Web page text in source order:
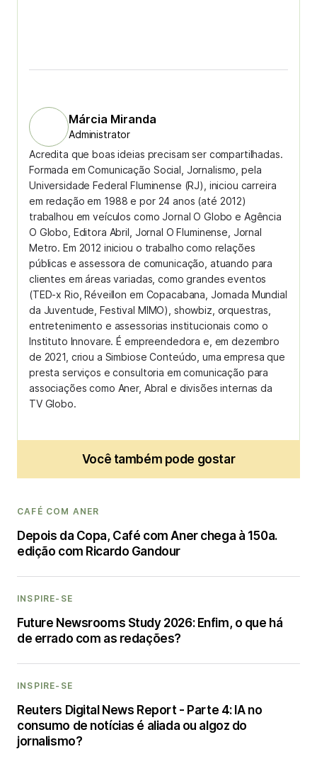
Márcia Miranda
Administrator
Acredita que boas ideias precisam ser compartilhadas.
Formada em Comunicação Social, Jornalismo, pela
Universidade Federal Fluminense (RJ), iniciou carreira
em redação em 1988 e por 24 anos (até 2012)
trabalhou em veículos como Jornal O Globo e Agência
O Globo, Editora Abril, Jornal O Fluminense, Jornal
Metro. Em 2012 iniciou o trabalho como relações
públicas e assessora de comunicação, atuando para
clientes em áreas variadas, como grandes eventos
(TED-x Rio, Réveillon em Copacabana, Jornada Mundial
da Juventude, Festival MIMO), showbiz, orquestras,
entretenimento e assessorias institucionais como o
Instituto Innovare. É empreendedora e, em dezembro
de 2021, criou a Simbiose Conteúdo, uma empresa que
presta serviços e consultoria em comunicação para
associações como Aner, Abral e divisões internas da
TV Globo.
Você também pode gostar
CAFÉ COM ANER
Depois da Copa, Café com Aner chega à 150a.
edição com Ricardo Gandour
INSPIRE-SE
Future Newsrooms Study 2026: Enfim, o que há
de errado com as redações?
INSPIRE-SE
Reuters Digital News Report - Parte 4: IA no
consumo de notícias é aliada ou algoz do
jornalismo?